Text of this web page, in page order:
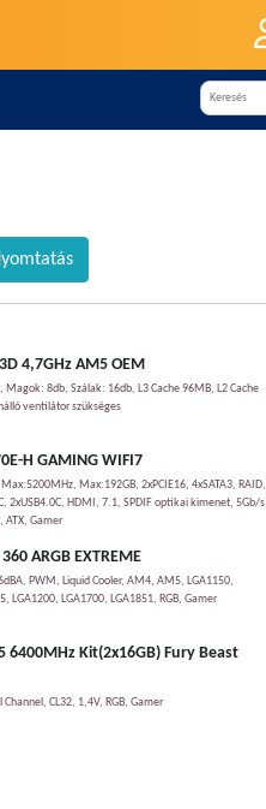
4,7GHz AM5 OEM
8db, Szálak: 16db, L3 Cache 96MB, L2 Cache
ventilátor szükséges
H GAMING WIFI7
Max:192GB, 2xPCIE16, 4xSATA3, RAID,
2xUSB4.0C, HDMI, 7.1, SPDIF optikai kimenet, 5Gb/s
ATX, Gamer
ARGB EXTREME
PWM, Liquid Cooler, AM4, AM5, LGA1150,
LGA1200, LGA1700, LGA1851, RGB, Gamer
6400MHz Kit(2x16GB) Fury Beast
CL32, 1,4V, RGB, Gamer